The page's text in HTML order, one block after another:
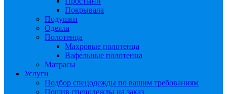
Покрывала
Подушки
Одеяла
Полотенца
Махровые полотенца
Вафельные полотенца
Матрасы
Услуги
Подбор спецодежды по вашим требованиям
Пошив спецодежды на заказ